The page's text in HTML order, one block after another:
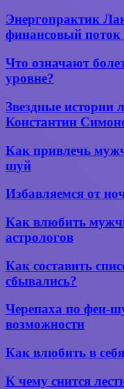
Энергопрактик
Лана
Гилязова:
финансовый
поток
Энергопрактик
финансовый
Что
означают
болезни
уровне?
Что означают
уровне?
Звездные
истории
любви.
Серова
и
Симонов.
меня,
и
я
Звездные истории
Константин
Как
привлечь
мужчину:
и брак
шуй
Как привлечь
шуй
Избавляемся
ночных
кошмаров
и
Избавляемся от
Как
мужчину
Советы
астрологов
Как влюбить
астрологов
Как
составить
список
чтобы
мечты
Как составить
сбывались?
Черепаха
по фен-
шуй —
символа
возможности
Черепаха по фен-
возможности
Как
в себя
Как влюбить в
К
К чему снится